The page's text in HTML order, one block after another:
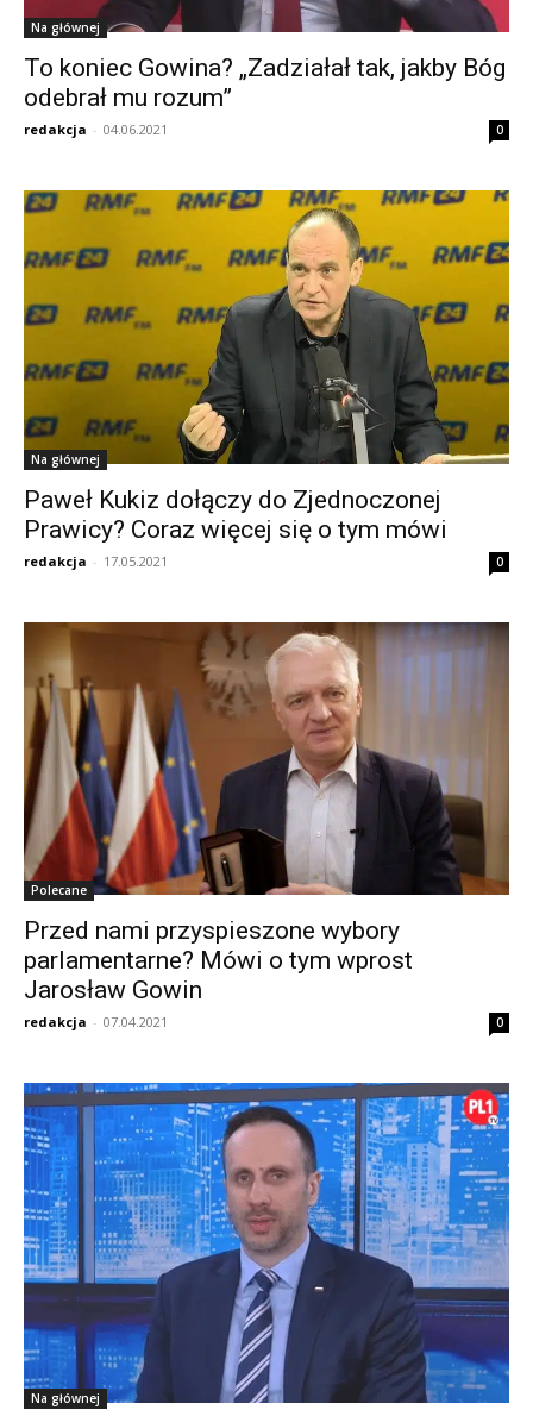
Na głównej
To koniec Gowina? „Zadziałał tak, jakby Bóg
odebrał mu rozum”
redakcja - 04.06.2021 0
Na głównej
Paweł Kukiz dołączy do Zjednoczonej
Prawicy? Coraz więcej się o tym mówi
redakcja - 17.05.2021 0
Polecane
Przed nami przyspieszone wybory
parlamentarne? Mówi o tym wprost
Jarosław Gowin
redakcja - 07.04.2021 0
Na głównej